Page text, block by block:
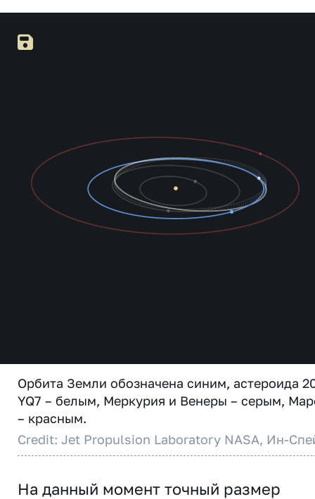
Орбита Земли обозначена синим, астероида
YQ7 – белым, Меркурия и Венеры – серым,
– красным.
Credit: Jet Propulsion Laboratory NASA, Ин-
На данный момент точный размер